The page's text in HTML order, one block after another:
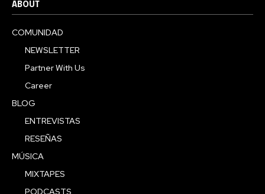
ABOUT
COMUNIDAD
NEWSLETTER
Partner With Us
Career
BLOG
ENTREVISTAS
RESEÑAS
MÚSICA
MIXTAPES
PODCASTS